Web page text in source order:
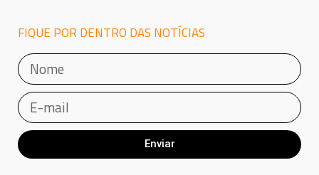
FIQUE POR DENTRO DAS NOTÍCIAS
Enviar